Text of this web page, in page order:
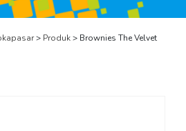
> Produk> Brownies The Velvet